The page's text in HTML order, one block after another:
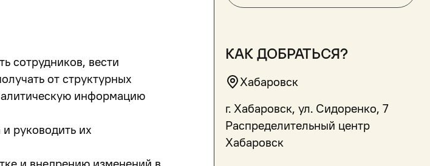
сотрудников, вести
от структурных
информацию
руководить их
как добраться?
Хабаровск
г. Хабаровск, ул. Сидоренко, 7
Распределительный центр
Хабаровск